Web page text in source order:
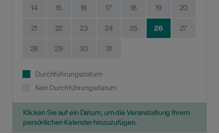
14 15 16 17 18 19 20
21 22 23 24 25 26 27
28 29 30 31
Durchführungsdatum
Kein Durchführungsdatum
Klicken Sie auf ein Datum, um die Veranstaltung Ihrem
persönlichen Kalender hinzuzufügen.